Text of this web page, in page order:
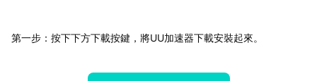
第一步：按下下方下載按鍵，將UU加速器下載安裝起來。